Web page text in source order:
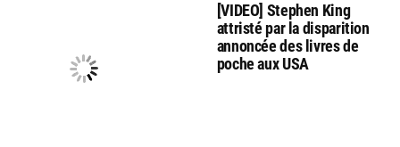
[VIDEO] Stephen King
attristé par la disparition
annoncée des livres de
poche aux USA